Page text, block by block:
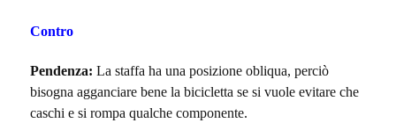
Contro
Pendenza: La staffa ha una posizione obliqua, perciò
bisogna agganciare bene la bicicletta se si vuole evitare che
caschi e si rompa qualche componente.